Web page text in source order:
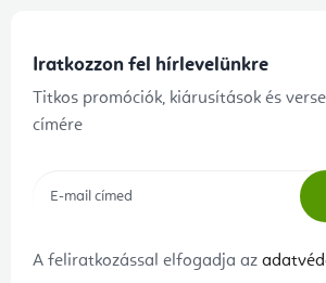
Iratkozzon fel hírlevelünkre
Titkos promóciók, kiárusítások és
címére
A feliratkozással elfogadja az